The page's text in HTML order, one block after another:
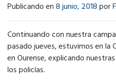
Publicando en8 junio, 2018por
Continuando con nuestra
pasado jueves, estuvimos en la
en Ourense, explicando
los policías.